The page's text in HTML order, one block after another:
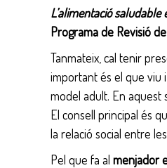
i
s
i
L’alimentació saludable
Programa de Revisió
Tanmateix, cal tenir
important és el que viu
model adult. En aquest
El consell principal és
la relació social entre
Pel que fa al menjador